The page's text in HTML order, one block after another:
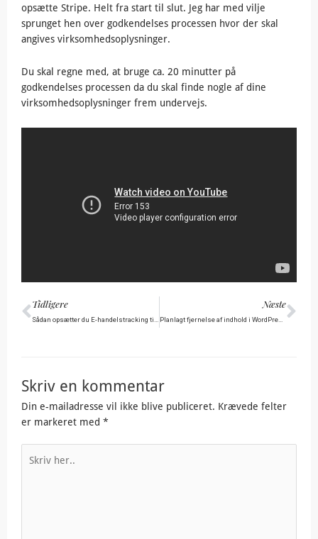
opsætte Stripe. Helt fra start til slut. Jeg har med vilje
sprunget hen over godkendelses processen hvor der skal
angives virksomhedsoplysninger.
Du skal regne med, at bruge ca. 20 minutter på
godkendelses processen da du skal finde nogle af dine
virksomhedsoplysninger frem undervejs.
Tidligere
Tidligere
Sådan opsætter du E-handelstracking til WooCommerce
Næste
Planlagt fjernelse af indhold i WordPress: Sådan gør du
Skriv en kommentar
Din e-mailadresse vil ikke blive publiceret. Krævede felter
er markeret med *
her..